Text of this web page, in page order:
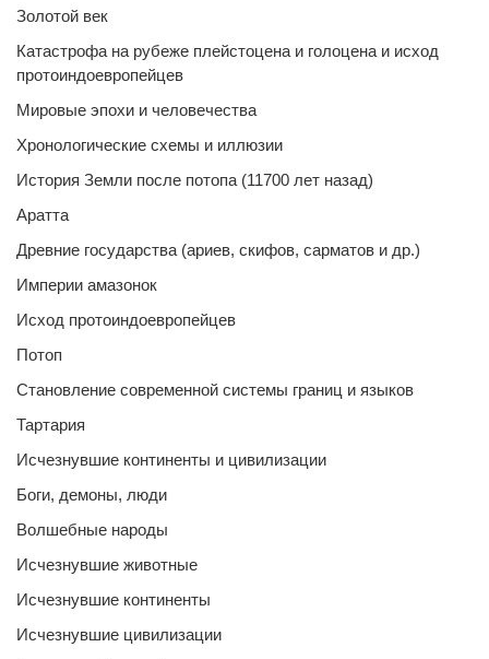
Золотой век
Катастрофа на рубеже плейстоцена и голоцена и исход
протоиндоевропейцев
Мировые эпохи и человечества
Хронологические схемы и иллюзии
История Земли после потопа (11700 лет назад)
Аратта
Древние государства (ариев, скифов, сарматов и др.)
Империи амазонок
Исход протоиндоевропейцев
Потоп
Становление современной системы границ и языков
Тартария
Исчезнувшие континенты и цивилизации
Боги, демоны, люди
Волшебные народы
Исчезнувшие животные
Исчезнувшие континенты
Исчезнувшие цивилизации